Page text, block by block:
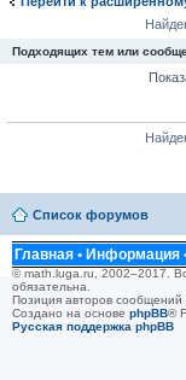
Подходящих тем или
Список форумов
Главная • Информация
© math.luga.ru, 2002–2017.
обязательна.
Позиция авторов сообщений
Создано на основе phpBB®
Русская поддержка phpBB